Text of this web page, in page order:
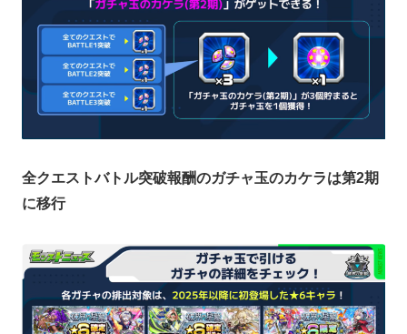
全クエストバトル突破報酬のガチャ玉のカケラは第2期
に移行